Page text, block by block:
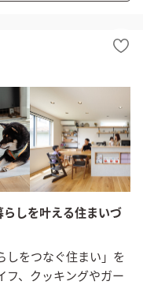
しを叶える住まいづ
しをつなぐ住まい」を
フ、クッキングやガー